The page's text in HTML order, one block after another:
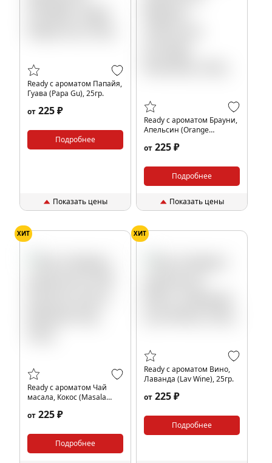
Ready с ароматом Папайя,
Гуава (Papa Gu), 25гр.
от 225 ₽
Подробнее
Показать цены
Ready с ароматом Брауни,
Апельсин (Orange
от 225 ₽
Подробнее
Показать цены
ХИТ
Ready с ароматом Чай
масала, Кокос (Masala
от 225 ₽
Подробнее
ХИТ
Ready с ароматом Вино,
Лаванда (Lav Wine), 25гр.
от 225 ₽
Подробнее